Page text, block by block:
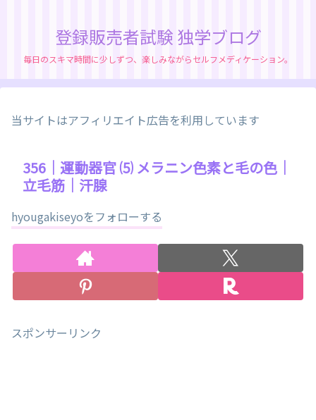
登録販売者試験 独学ブログ
毎日のスキマ時間に少しずつ、楽しみながらセルフメディケーション。
当サイトはアフィリエイト広告を利用しています
356｜運動器官 ⑸ メラニン色素と毛の色｜
立毛筋｜汗腺
hyougakiseyoをフォローする
スポンサーリンク